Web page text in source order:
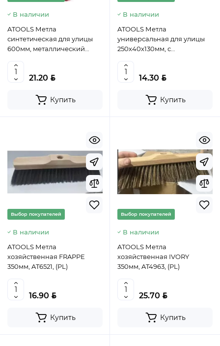
В наличии
ATOOLS Метла
синтетическая для улицы
600мм, металлический
AT6543, 5907078920719 (PL)
21.20 BYN
Купить
В наличии
ATOOLS Метла
универсальная для улицы
250х40х130мм, с
ПЭТ-волокна, с резьбой
22мм, без черенка, AT6465
14.30 BYN
Купить
Выбор покупателей
В наличии
ATOOLS Метла
хозяйственная FRAPPE
350мм, AT6521, (PL)
16.90 BYN
Купить
Выбор покупателей
В наличии
ATOOLS Метла
хозяйственная IVORY
350мм, AT4963, (PL)
25.70 BYN
Купить